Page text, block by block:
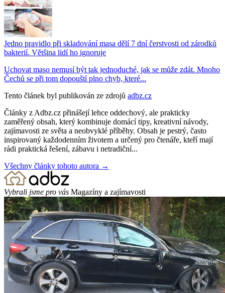
Jedno pravidlo při skladování masa dělí 7 dní čerstvosti od zárodků
bakterií. Většina lidí ho ignoruje
Uchovat maso nemusí být tak jednoduché, jak se může zdát. Mnoho
Čechů se při tom dopouští plno chyb, které...
Tento článek byl publikován ze zdrojů adbz.cz
Články z Adbz.cz přinášejí lehce oddechový, ale prakticky
zaměřený obsah, který kombinuje domácí tipy, kreativní návody,
zajímavosti ze světa a neobvyklé příběhy. Obsah je pestrý, často
inspirovaný každodenním životem a určený pro čtenáře, kteří mají
rádi praktická řešení, zábavu i netradiční...
Všechny články tohoto autora →
Vybrali jsme pro vás Magazíny a zajímavosti